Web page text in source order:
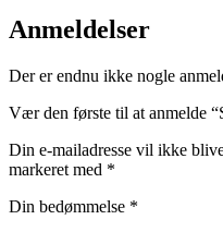
Anmeldelser
Der er endnu ikke nogle
Vær den første til at anmelde
Din e-mailadresse vil ikke
markeret med *
Din bedømmelse *